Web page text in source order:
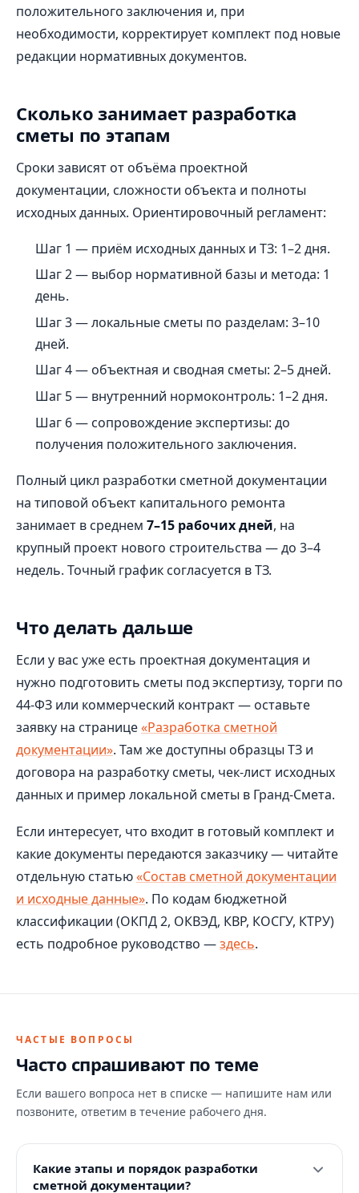
положительного заключения и, при
необходимости, корректирует комплект под новые
редакции нормативных документов.
Сколько занимает разработка
сметы по этапам
Сроки зависят от объёма проектной
документации, сложности объекта и полноты
исходных данных. Ориентировочный регламент:
Шаг 1 — приём исходных данных и ТЗ: 1–2 дня.
Шаг 2 — выбор нормативной базы и метода: 1
день.
Шаг 3 — локальные сметы по разделам: 3–10
дней.
Шаг 4 — объектная и сводная сметы: 2–5 дней.
Шаг 5 — внутренний нормоконтроль: 1–2 дня.
Шаг 6 — сопровождение экспертизы: до
получения положительного заключения.
Полный цикл разработки сметной документации
на типовой объект капитального ремонта
занимает в среднем 7–15 рабочих дней, на
крупный проект нового строительства — до 3–4
недель. Точный график согласуется в ТЗ.
Что делать дальше
Если у вас уже есть проектная документация и
нужно подготовить сметы под экспертизу, торги по
44‑ФЗ или коммерческий контракт — оставьте
заявку на странице«Разработка сметной
документации». Там же доступны образцы ТЗ и
договора на разработку сметы, чек‑лист исходных
данных и пример локальной сметы в Гранд‑Смета.
Если интересует, что входит в готовый комплект и
какие документы передаются заказчику — читайте
отдельную статью«Состав сметной документации
и исходные данные». По кодам бюджетной
классификации (ОКПД 2, ОКВЭД, КВР, КОСГУ, КТРУ)
есть подробное руководство —здесь.
ЧАСТЫЕ ВОПРОСЫ
Часто спрашивают по теме
Если вашего вопроса нет в списке — напишите нам или
позвоните, ответим в течение рабочего дня.
Какие этапы и порядок разработки
сметной документации?